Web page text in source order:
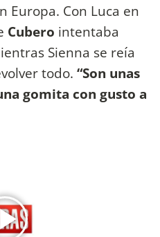
Europa. Con Luca en
Cubero intentaba
Sienna se reía
todo. “Son unas
gomita con gusto a